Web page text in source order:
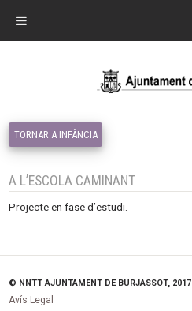
TORNAR A INFÀNCIA
A L’ESCOLA CAMINANT
Projecte en fase d’estudi.
© NNTT AJUNTAMENT DE BURJASSOT, 2017
Avís Legal